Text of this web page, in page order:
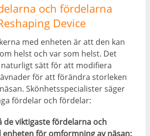
och fördelarna
Device
med enheten är att den kan
helst och var som helst. Det
sätt för att modifiera
för att förändra storleken
Skönhetsspecialister säger
fördelar och fördelar:
de viktigaste fördelarna och
för omformning av näsan: